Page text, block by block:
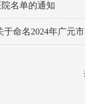
名单的通知
命名2024年广元